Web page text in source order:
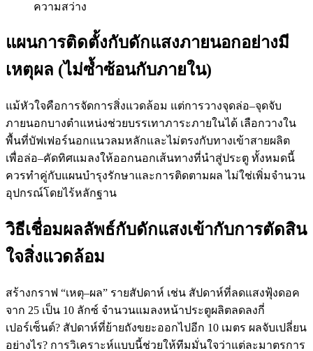
ความสว่าง
แผนการติดตั้งกับดักแสงภายนอกอย่างมี
เหตุผล (ไม่ซ้ำซ้อนกับภายใน)
แม้หัวใจคือการจัดการสิ่งแวดล้อม แต่การวางจุดล่อ–จุดจับ
ภายนอกบางตำแหน่งช่วยบรรเทาภาระภายในได้ เลือกวางใน
พื้นที่บัฟเฟอร์นอกแนวลมหลักและไม่ตรงกับทางเข้าสายผลิต
เพื่อล่อ–คัดทิศแมลงให้ออกนอกเส้นทางที่นำสู่ประตู ทั้งหมดนี้
ควรทำคู่กับแผนบำรุงรักษาและการติดตามผล ไม่ใช่เพิ่มจำนวน
อุปกรณ์โดยไร้หลักฐาน
วิธีเชื่อมผลลัพธ์กับดักแสงเข้ากับการตัดสิน
ใจสิ่งแวดล้อม
สร้างกราฟ “เหตุ–ผล” รายสัปดาห์ เช่น สัปดาห์ที่ลดแสงฟุ้งดอค
จาก 25 เป็น 10 ลักซ์ จำนวนแมลงหน้าประตูผลิตลดลงกี่
เปอร์เซ็นต์? สัปดาห์ที่ย้ายถังขยะออกไปอีก 10 เมตร ผลจับเปลี่ยน
อย่างไร? การวิเคราะห์แบบนี้ช่วยให้ทีมมั่นใจว่าแต่ละมาตรการ